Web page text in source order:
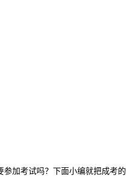
加考试吗？下面小编就把成考